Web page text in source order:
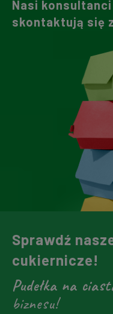
Nasi
skontaktują się
Sprawdź
cukiernicze!
Pudełka na
biznesu!